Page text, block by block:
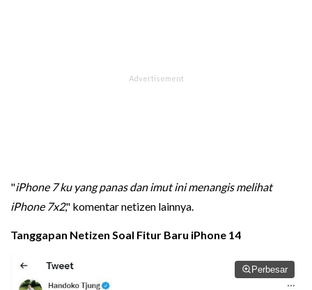
"iPhone 7 ku yang panas dan imut ini menangis melihat
iPhone 7x2," komentar netizen lainnya.
Tanggapan Netizen Soal Fitur Baru iPhone 14
Perbesar